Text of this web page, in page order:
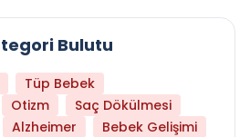
Bulutu
Tüp Bebek
Otizm
Saç Dökülmesi
Alzheimer
Bebek Gelişimi